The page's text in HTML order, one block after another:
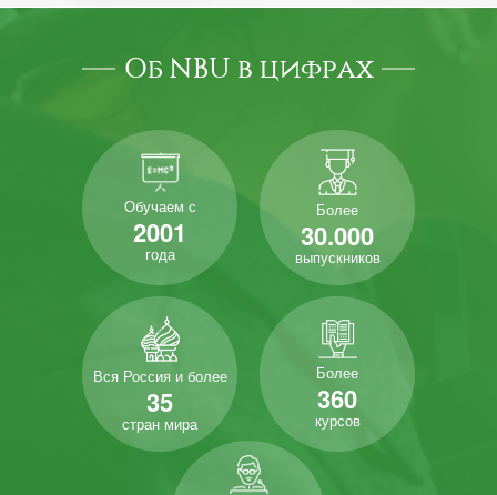
Об NBU в цифрах
Обучаем с
2001
года
Более
30.000
выпускников
Вся Россия и более
35
стран мира
Более
360
курсов